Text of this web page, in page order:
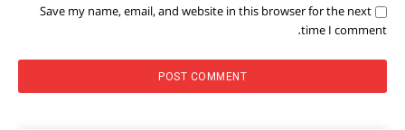
Save my name, email, and website in this browser for the next
time I comment.